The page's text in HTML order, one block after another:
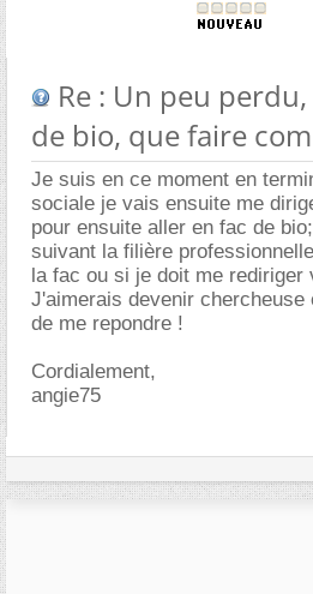
Re : Un peu
de bio, que faire
Je suis en ce moment en
sociale je vais ensuite me
pour ensuite aller en fac de
suivant la filière
la fac ou si je doit me rediriger
J'aimerais devenir chercheuse
de me repondre !
Cordialement,
angie75